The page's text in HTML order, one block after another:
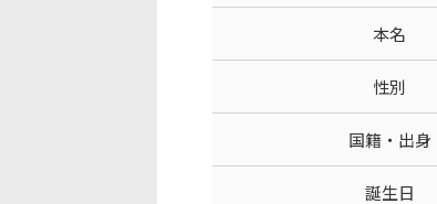
本名
性別
国籍・出身
誕生日